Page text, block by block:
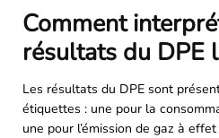
Comment
résultats du DPE
Les résultats du DPE sont
étiquettes : une pour la
une pour l’émission de gaz à